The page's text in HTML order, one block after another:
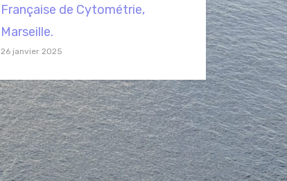
Française de Cytométrie,
Marseille.
26 janvier 2025